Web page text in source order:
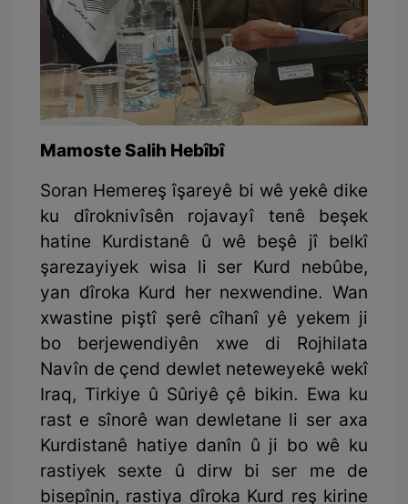
Mamoste Salih Hebîbî
Soran Hemereş îşareyê bi wê yekê dike
ku dîroknivîsên rojavayî tenê beşek
hatine Kurdistanê û wê beşê jî belkî
şarezayiyek wisa li ser Kurd nebûbe,
yan dîroka Kurd her nexwendine. Wan
xwastine piştî şerê cîhanî yê yekem ji
bo berjewendiyên xwe di Rojhilata
Navîn de çend dewlet neteweyekê wekî
Iraq, Tirkiye û Sûriyê çê bikin. Ewa ku
rast e sînorê wan dewletane li ser axa
Kurdistanê hatiye danîn û ji bo wê ku
rastiyek sexte û dirw bi ser me de
bisepînin, rastiya dîroka Kurd reş kirine